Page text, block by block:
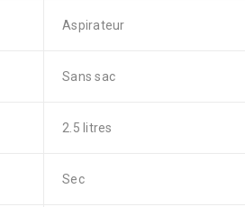
Aspirateur
Sans sac
2.5 litres
Sec